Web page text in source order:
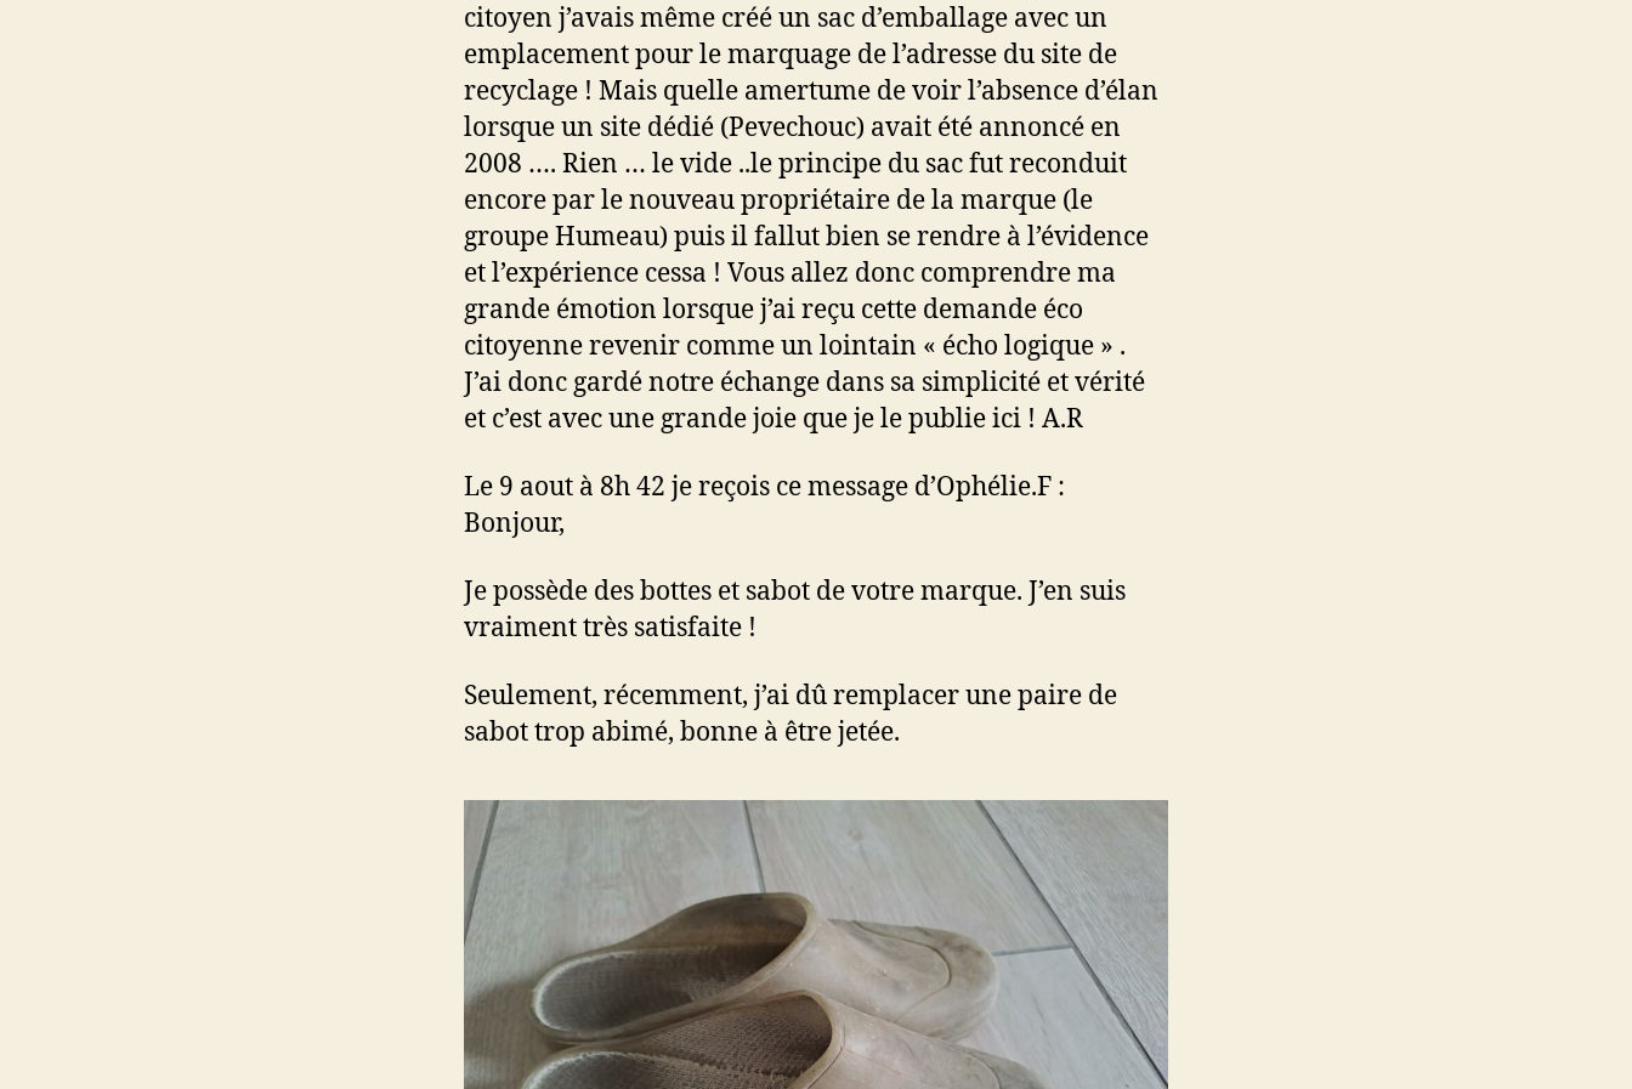
citoyen j’avais même créé un sac d’emballage avec un
emplacement pour le marquage de l’adresse du site de
recyclage ! Mais quelle amertume de voir l’absence d’élan
lorsque un site dédié (Pevechouc) avait été annoncé en
2008 …. Rien … le vide ..le principe du sac fut reconduit
encore par le nouveau propriétaire de la marque (le
groupe Humeau) puis il fallut bien se rendre à l’évidence
et l’expérience cessa ! Vous allez donc comprendre ma
grande émotion lorsque j’ai reçu cette demande éco
citoyenne revenir comme un lointain « écho logique » .
J’ai donc gardé notre échange dans sa simplicité et vérité
et c’est avec une grande joie que je le publie ici ! A.R
Le 9 aout à 8h 42 je reçois ce message d’Ophélie.F :
Bonjour,
Je possède des bottes et sabot de votre marque. J’en suis
vraiment très satisfaite !
Seulement, récemment, j’ai dû remplacer une paire de
sabot trop abimé, bonne à être jetée.